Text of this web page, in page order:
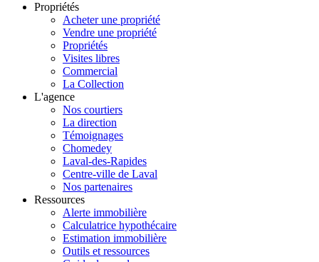
Propriétés
Acheter une propriété
Vendre une propriété
Propriétés
Visites libres
Commercial
La Collection
L'agence
Nos courtiers
La direction
Témoignages
Chomedey
Laval-des-Rapides
Centre-ville de Laval
Nos partenaires
Ressources
Alerte immobilière
Calculatrice hypothécaire
Estimation immobilière
Outils et ressources